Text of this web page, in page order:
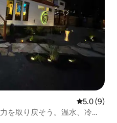
レビュー9
5.0 (9)
を取り戻そう。温水、冷